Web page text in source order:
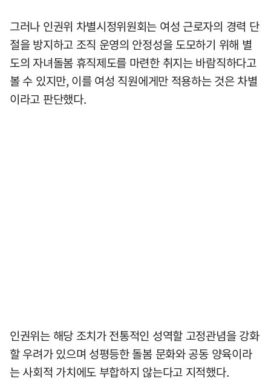
그러나 인권위 차별시정위원회는 여성 근로자의 경력 단
절을 방지하고 조직 운영의 안정성을 도모하기 위해 별
도의 자녀돌봄 휴직제도를 마련한 취지는 바람직하다고
볼 수 있지만, 이를 여성 직원에게만 적용하는 것은 차별
이라고 판단했다.
인권위는 해당 조치가 전통적인 성역할 고정관념을 강화
할 우려가 있으며 성평등한 돌봄 문화와 공동 양육이라
는 사회적 가치에도 부합하지 않는다고 지적했다.